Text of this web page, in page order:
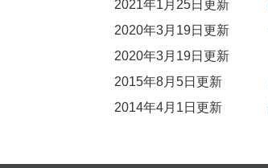
2021年1月25日更新
2020年3月19日更新
2020年3月19日更新
2015年8月5日更新
2014年4月1日更新